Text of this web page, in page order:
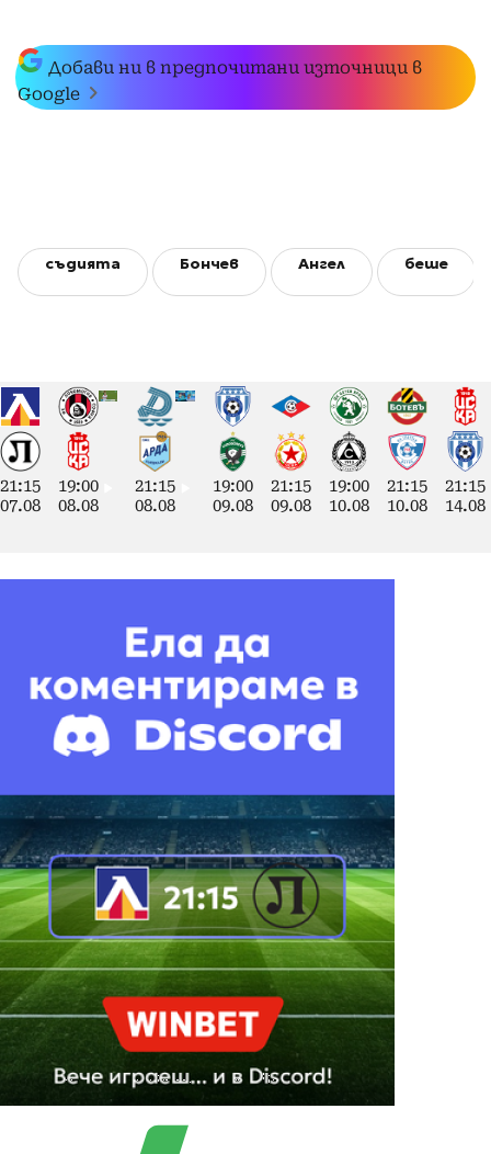
Добави ни в предпочитани източници в
Google
съдията Бончев Ангел беше
21:15
07.08
19:00
08.08
21:15
08.08
19:00
09.08
21:15
09.08
19:00
10.08
21:15
10.08
21:15
14.08